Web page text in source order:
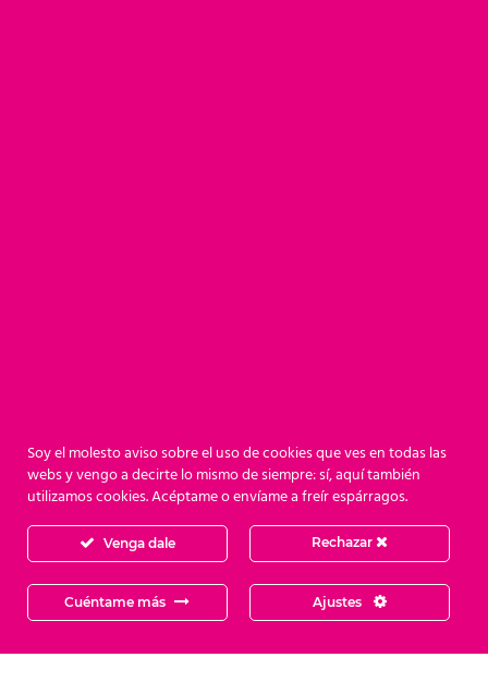
Soy el molesto aviso sobre el uso de cookies que ves en todas las
webs y vengo a decirte lo mismo de siempre: sí, aquí también
utilizamos cookies. Acéptame o envíame a freír espárragos.
Venga dale Rechazar
Cuéntame más Ajustes